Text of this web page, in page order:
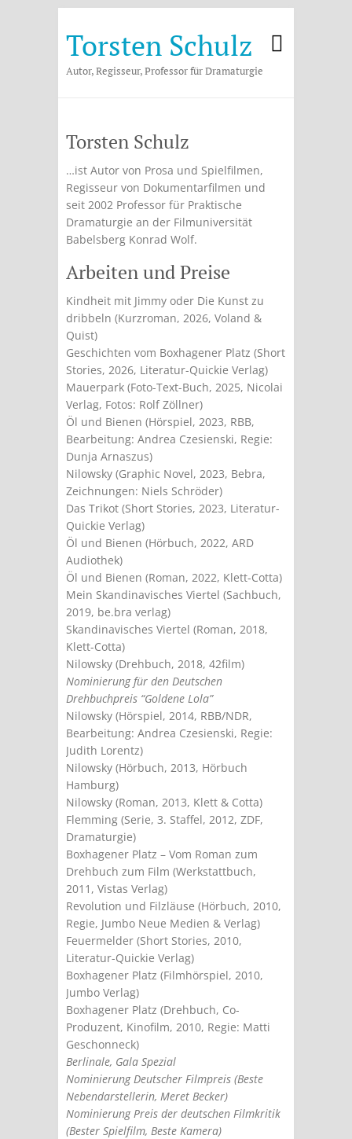
Torsten Schulz
Autor, Regisseur, Professor für Dramaturgie
Torsten Schulz
…ist Autor von Prosa und Spielfilmen,
Regisseur von Dokumentarfilmen und
seit 2002 Professor für Praktische
Dramaturgie an der Filmuniversität
Babelsberg Konrad Wolf.
Arbeiten und Preise
Kindheit mit Jimmy oder Die Kunst zu
dribbeln (Kurzroman, 2026, Voland &
Quist)
Geschichten vom Boxhagener Platz (Short
Stories, 2026, Literatur-Quickie Verlag)
Mauerpark (Foto-Text-Buch, 2025, Nicolai
Verlag, Fotos: Rolf Zöllner)
Öl und Bienen (Hörspiel, 2023, RBB,
Bearbeitung: Andrea Czesienski, Regie:
Dunja Arnaszus)
Nilowsky (Graphic Novel, 2023, Bebra,
Zeichnungen: Niels Schröder)
Das Trikot (Short Stories, 2023, Literatur-
Quickie Verlag)
Öl und Bienen (Hörbuch, 2022, ARD
Audiothek)
Öl und Bienen (Roman, 2022, Klett-Cotta)
Mein Skandinavisches Viertel (Sachbuch,
2019, be.bra verlag)
Skandinavisches Viertel (Roman, 2018,
Klett-Cotta)
Nilowsky (Drehbuch, 2018, 42film)
Nominierung für den Deutschen
Drehbuchpreis “Goldene Lola”
Nilowsky (Hörspiel, 2014, RBB/NDR,
Bearbeitung: Andrea Czesienski, Regie:
Judith Lorentz)
Nilowsky (Hörbuch, 2013, Hörbuch
Hamburg)
Nilowsky (Roman, 2013, Klett & Cotta)
Flemming (Serie, 3. Staffel, 2012, ZDF,
Dramaturgie)
Boxhagener Platz – Vom Roman zum
Drehbuch zum Film (Werkstattbuch,
2011, Vistas Verlag)
Revolution und Filzläuse (Hörbuch, 2010,
Regie, Jumbo Neue Medien & Verlag)
Feuermelder (Short Stories, 2010,
Literatur-Quickie Verlag)
Boxhagener Platz (Filmhörspiel, 2010,
Jumbo Verlag)
Boxhagener Platz (Drehbuch, Co-
Produzent, Kinofilm, 2010, Regie: Matti
Geschonneck)
Berlinale, Gala Spezial
Nominierung Deutscher Filmpreis (Beste
Nebendarstellerin, Meret Becker)
Nominierung Preis der deutschen Filmkritik
(Bester Spielfilm, Beste Kamera)